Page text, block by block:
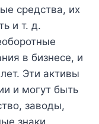
средства, их
и т. д.
в бизнесе, и
Эти активы
и могут быть
заводы,
знаки.